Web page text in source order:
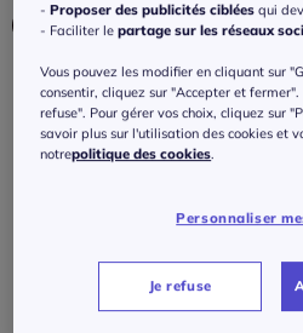
Taille :
Veuillez sélectionner une
ou 3 fois 36,34 € sans frais
-Proposer des publicités ciblées qui
- Faciliter lepartage sur les réseaux
Vous pouvez les modifier en cliquant sur
consentir, cliquez sur "Accepter et
refuse". Pour gérer vos choix, cliquez sur
savoir plus sur l'utilisation des cookies et
notrepolitique des cookies.
Personnaliser
Je refuse